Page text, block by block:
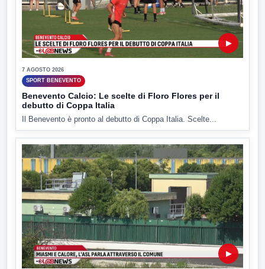
▶
7 AGOSTO 2026
SPORT BENEVENTO
Benevento Calcio: Le scelte di Floro Flores per il
debutto di Coppa Italia
Il Benevento è pronto al debutto di Coppa Italia. Scelte...
▶